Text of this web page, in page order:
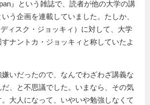
』という雑誌で、読者が他の大学の講
う企画を連載していました。たしか、
ィスク・ジョッキィ）に対して、大学
ナントカ・ジョッキィと称していたよ
いだったので、なんでわざわざ講義な
だ、と不思議でした。いまなら、その気
大人になって、いやいや勉強しなくて